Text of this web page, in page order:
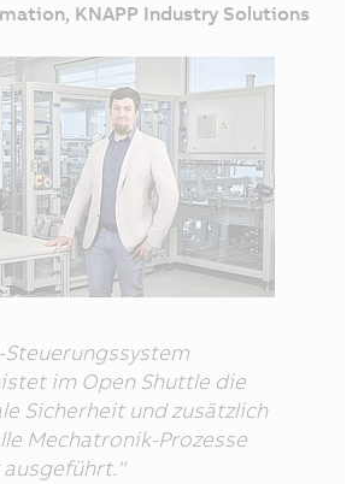
KNAPP Industry Solutions
Steuerungssystem
im Open Shuttle die
Sicherheit und zusätzlich
Mechatronik-Prozesse